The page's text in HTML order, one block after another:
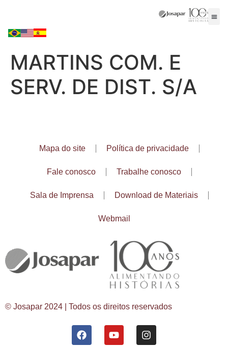
MARTINS COM. E
SERV. DE DIST. S/A
Mapa do site Política de privacidade
Fale conosco Trabalhe conosco
Sala de Imprensa Download de Materiais
Webmail
© Josapar 2024 | Todos os direitos reservados